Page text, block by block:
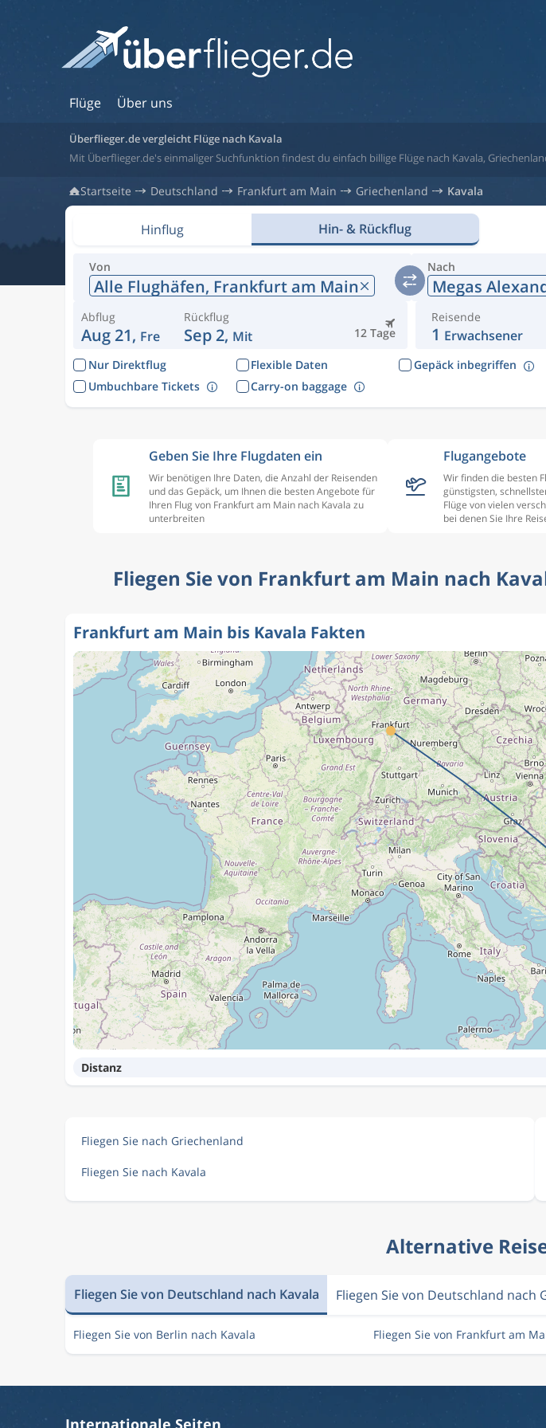
Flüge Über uns
Überflieger.de vergleicht Flüge nach Kavala
Mit Überflieger.de's einmaliger Suchfunktion findest du einfach billige Flüge nach Kavala,
Startseite Deutschland Frankfurt am Main Griechenland Kavala
Hinflug Hin- & Rückflug
Von
Alle Flughäfen, Frankfurt am Main
Nach
Megas
Abflug
Aug 21, Fre 12 Tage
Rückflug
Sep 2, Mit
Reisende
1 Erwachsener
Nur Direktflug Flexible Daten
Gepäck inbegriffen
Umbuchbare Tickets
Carry-on baggage
Geben Sie Ihre Flugdaten ein
Wir benötigen Ihre Daten, die Anzahl der Reisenden
und das Gepäck, um Ihnen die besten Angebote für
Ihren Flug von Frankfurt am Main nach Kavala zu
unterbreiten
Flugangebote
Wir finden die besten
günstigsten,
Flüge von vielen
bei denen Sie Ihre
Fliegen Sie von Frankfurt am Main nach
Frankfurt am Main bis Kavala Fakten
Distanz
Fliegen Sie nach Griechenland
Fliegen Sie nach Kavala
Alternative
Fliegen Sie von Deutschland nach Kavala Fliegen Sie von Deutschland nach
Fliegen Sie von Berlin nach Kavala Fliegen Sie von Frankfurt am
Internationale Seiten